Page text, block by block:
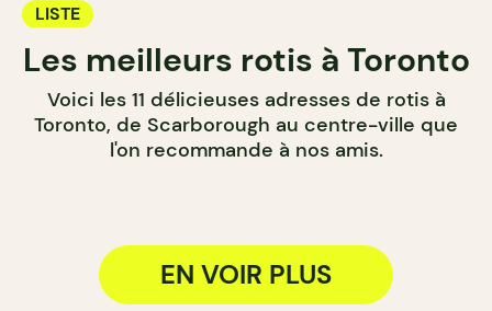
LISTE
Les meilleurs rotis à Toronto
Voici les 11 délicieuses adresses de rotis à
Toronto, de Scarborough au centre-ville que
l'on recommande à nos amis.
EN VOIR PLUS